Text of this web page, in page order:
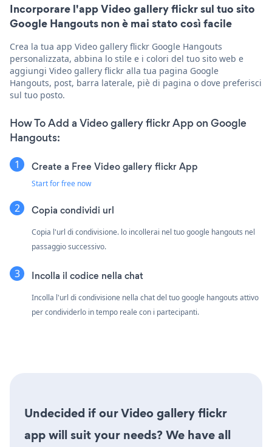
Incorporare l'app Video gallery flickr sul tuo sito
Google Hangouts non è mai stato così facile
Crea la tua app Video gallery flickr Google Hangouts
personalizzata, abbina lo stile e i colori del tuo sito web e
aggiungi Video gallery flickr alla tua pagina Google
Hangouts, post, barra laterale, piè di pagina o dove preferisci
sul tuo posto.
How To Add a Video gallery flickr App on Google
Hangouts:
Create a Free Video gallery flickr App
Start for free now
Copia condividi url
Copia l'url di condivisione. lo incollerai nel tuo google hangouts nel
passaggio successivo.
Incolla il codice nella chat
Incolla l'url di condivisione nella chat del tuo google hangouts attivo
per condividerlo in tempo reale con i partecipanti.
Undecided if our Video gallery flickr
app will suit your needs? We have all